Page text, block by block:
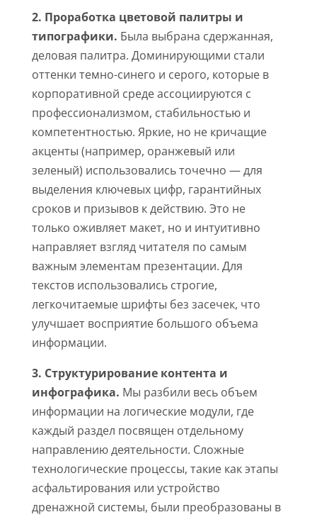
2. Проработка цветовой палитры и
типографики. Была выбрана сдержанная,
деловая палитра. Доминирующими стали
оттенки темно-синего и серого, которые в
корпоративной среде ассоциируются с
профессионализмом, стабильностью и
компетентностью. Яркие, но не кричащие
акценты (например, оранжевый или
зеленый) использовались точечно — для
выделения ключевых цифр, гарантийных
сроков и призывов к действию. Это не
только оживляет макет, но и интуитивно
направляет взгляд читателя по самым
важным элементам презентации. Для
текстов использовались строгие,
легкочитаемые шрифты без засечек, что
улучшает восприятие большого объема
информации.
3. Структурирование контента и
инфографика. Мы разбили весь объем
информации на логические модули, где
каждый раздел посвящен отдельному
направлению деятельности. Сложные
технологические процессы, такие как этапы
асфальтирования или устройство
дренажной системы, были преобразованы в